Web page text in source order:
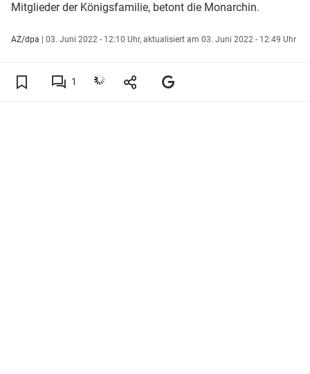
Mitglieder der Königsfamilie, betont die Monarchin.
AZ/dpa | 03. Juni 2022 - 12:10 Uhr, aktualisiert am 03. Juni 2022 - 12:49 Uhr
1